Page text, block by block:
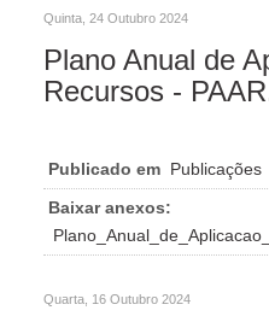
Quinta, 24 Outubro 2024
Plano Anual de
Recursos -
Publicado em Publicações
Baixar anexos:
Quarta, 16 Outubro 2024